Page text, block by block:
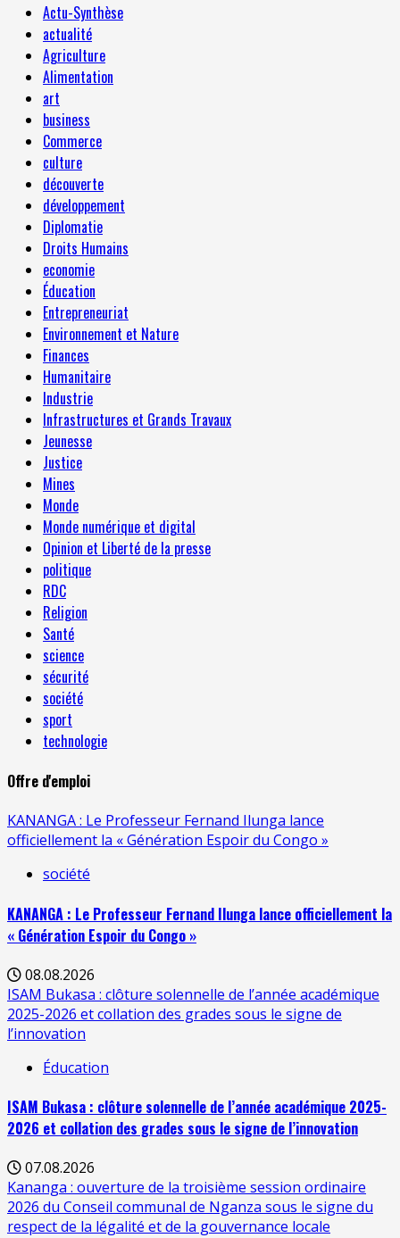
Actu-Synthèse
actualité
Agriculture
Alimentation
art
business
Commerce
culture
découverte
développement
Diplomatie
Droits Humains
economie
Éducation
Entrepreneuriat
Environnement et Nature
Finances
Humanitaire
Industrie
Infrastructures et Grands Travaux
Jeunesse
Justice
Mines
Monde
Monde numérique et digital
Opinion et Liberté de la presse
politique
RDC
Religion
Santé
science
sécurité
société
sport
technologie
Offre d'emploi
KANANGA : Le Professeur Fernand Ilunga lance
officiellement la « Génération Espoir du Congo »
société
KANANGA : Le Professeur Fernand Ilunga lance officiellement la
« Génération Espoir du Congo »
08.08.2026
ISAM Bukasa : clôture solennelle de l’année académique
2025-2026 et collation des grades sous le signe de
l’innovation
Éducation
ISAM Bukasa : clôture solennelle de l’année académique 2025-
2026 et collation des grades sous le signe de l’innovation
07.08.2026
Kananga : ouverture de la troisième session ordinaire
2026 du Conseil communal de Nganza sous le signe du
respect de la légalité et de la gouvernance locale